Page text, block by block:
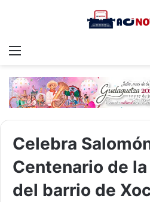
Menu
Celebra
Centenario de
del barrio de